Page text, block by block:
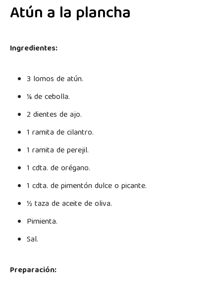
Atún a la plancha
Ingredientes:
3 lomos de atún.
¼ de cebolla.
2 dientes de ajo.
1 ramita de cilantro.
1 ramita de perejil.
1 cdta. de orégano.
1 cdta. de pimentón dulce o picante.
½ taza de aceite de oliva.
Pimienta.
Sal.
Preparación: